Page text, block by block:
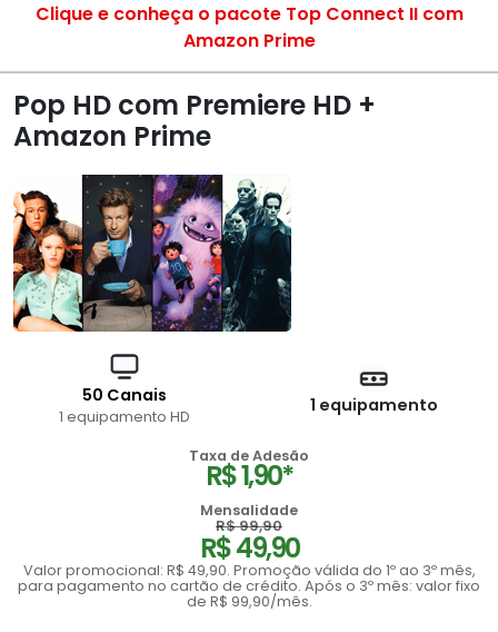
Clique e conheça o pacote Top Connect II com
Amazon Prime
Pop HD com Premiere HD +
Amazon Prime
50 Canais
1 equipamento HD
1 equipamento
Taxa de Adesão
R$ 1,90*
Mensalidade
R$ 99,90
R$ 49,90
Valor promocional: R$ 49,90. Promoção válida do 1º ao 3º mês,
para pagamento no cartão de crédito. Após o 3º mês: valor fixo
de R$ 99,90/mês.